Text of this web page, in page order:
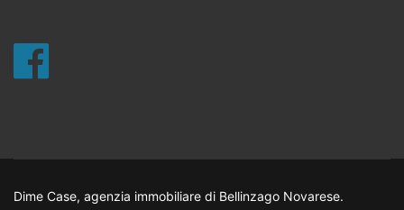
Dime Case, agenzia immobiliare di Bellinzago Novarese.